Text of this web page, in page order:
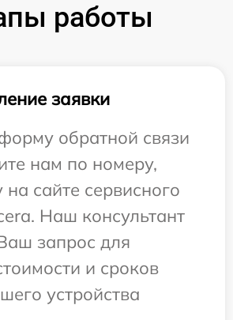
работы
заявки
обратной связи
нам по номеру,
сайте сервисного
Наш консультант
запрос для
и сроков
устройства